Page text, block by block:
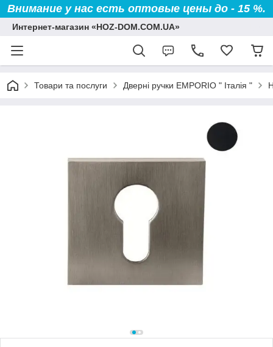
Внимание у нас есть оптовые цены до - 15 %.
Интернет-магазин «HOZ-DOM.COM.UA»
Товари та послуги Дверні ручки EMPORIO " Італія "